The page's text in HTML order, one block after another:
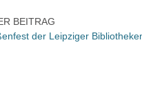
BEITRAG
der Leipziger